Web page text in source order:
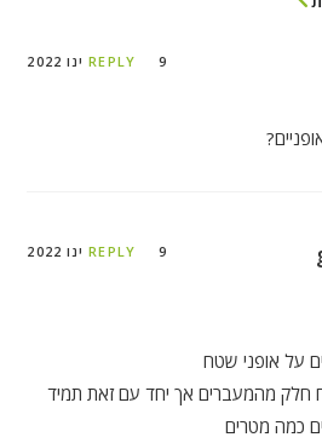
REPLY 9 ינו 2022
REPLY 9 ינו 2022
על אופני שטח
חלק מהמעברים אך יחד עם זאת תמיד
כמה מטרים